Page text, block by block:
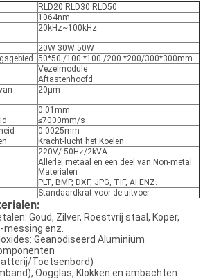
RLD20 RLD30 RLD50
1064nm
20kHz~100kHz
20W 30W 50W
50*50 /100 *100 /200 *200/300*300mm
Vezelmodule
Aftastenhoofd
20μm
0.01mm
≤7000mm/s
0.0025mm
Kracht-lucht het Koelen
220V/ 50Hz/2kVA
Allerlei metaal en een deel van Non-metal
Materialen
PLT, BMP, DXF, JPG, TIF, AI ENZ.
Standaardkrat voor de uitvoer
Goud, Zilver, Roestvrij staal, Koper,
messing enz.
Geanodiseerd Aluminium
Toetsenbord)
Oogglas, Klokken en ambachten